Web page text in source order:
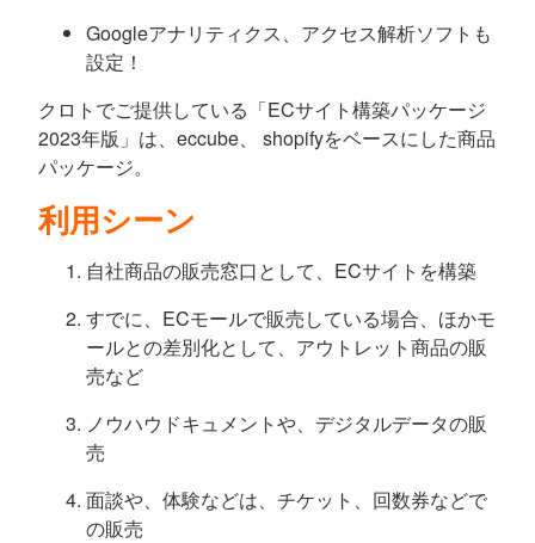
Googleアナリティクス、アクセス解析ソフトも
設定！
クロトでご提供している「ECサイト構築パッケージ
2023年版」は、eccube、 shopifyをベースにした商品
パッケージ。
利用シーン
自社商品の販売窓口として、ECサイトを構築
すでに、ECモールで販売している場合、ほかモ
ールとの差別化として、アウトレット商品の販
売など
ノウハウドキュメントや、デジタルデータの販
売
面談や、体験などは、チケット、回数券などで
の販売